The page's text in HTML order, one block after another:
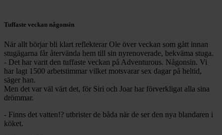
Tuffaste veckan någonsin
När allt börjar bli klart reflekterar Ole över veckan som gått innan
stugägarna får återvända hem till sin nyrenoverade, bekväma stuga.
- Det har varit den tuffaste veckan på Adventurous. Någonsin. Vi
har lagt 1500 arbetstimmar vilket motsvarar sex dagar på heltid,
säger han.
Men det var väl värt det, för Siri och Joar har förverkligat alla sina
drömmar.
- Finns det vatten!? utbrister de båda när de ser den nya blandaren i
köket.